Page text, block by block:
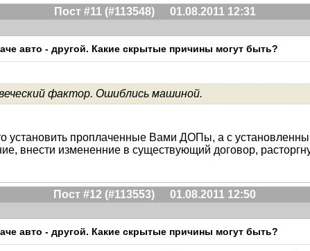
Пост #11 (#113548)
01.08.2011 12:31
авто - другой. Какие скрытые причины могут быть?
фактор. Ошиблись машиной.
установить проплаченные Вами ДОПы, а с
внести измененние в существующий договор,
Пост #12 (#113553)
01.08.2011 12:50
авто - другой. Какие скрытые причины могут быть?